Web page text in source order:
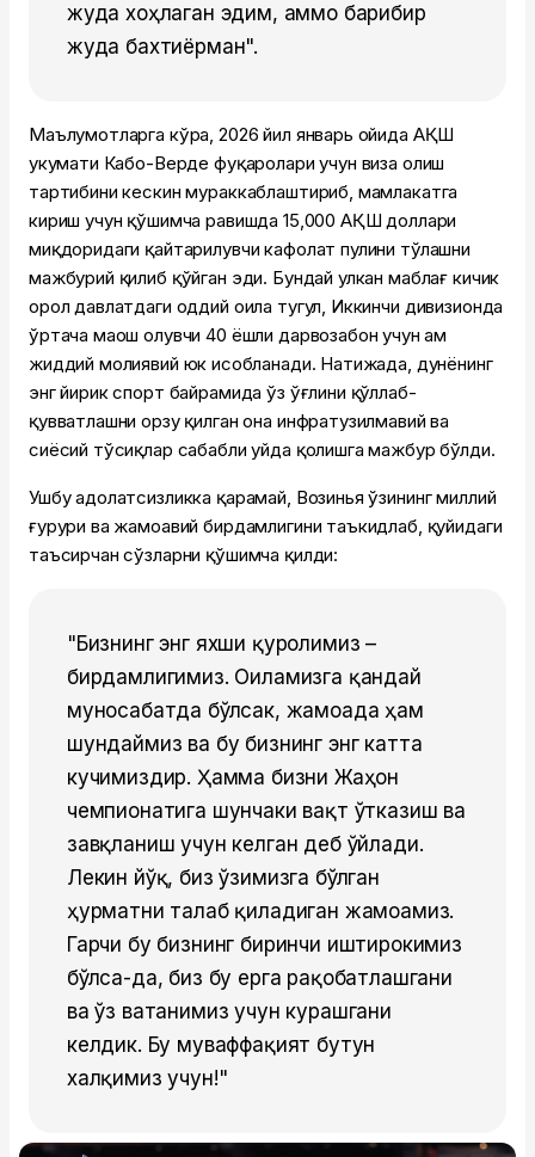
жуда хоҳлаган эдим, аммо барибир
жуда бахтиёрман".
Маълумотларга кўра, 2026 йил январь ойида АҚШ
ҳукумати Кабо-Верде фуқаролари учун виза олиш
тартибини кескин мураккаблаштириб, мамлакатга
кириш учун қўшимча равишда 15,000 АҚШ доллари
миқдоридаги қайтарилувчи кафолат пулини тўлашни
мажбурий қилиб қўйган эди. Бундай улкан маблағ кичик
орол давлатдаги оддий оила тугул, Иккинчи дивизионда
ўртача маош олувчи 40 ёшли дарвозабон учун ҳам
жиддий молиявий юк ҳисобланади. Натижада, дунёнинг
энг йирик спорт байрамида ўз ўғлини қўллаб-
қувватлашни орзу қилган она инфратузилмавий ва
сиёсий тўсиқлар сабабли уйда қолишга мажбур бўлди.
Ушбу адолатсизликка қарамай, Возинья ўзининг миллий
ғурури ва жамоавий бирдамлигини таъкидлаб, қуйидаги
таъсирчан сўзларни қўшимча қилди:
"Бизнинг энг яхши қуролимиз –
бирдамлигимиз. Оиламизга қандай
муносабатда бўлсак, жамоада ҳам
шундаймиз ва бу бизнинг энг катта
кучимиздир. Ҳамма бизни Жаҳон
чемпионатига шунчаки вақт ўтказиш ва
завқланиш учун келган деб ўйлади.
Лекин йўқ, биз ўзимизга бўлган
ҳурматни талаб қиладиган жамоамиз.
Гарчи бу бизнинг биринчи иштирокимиз
бўлса-да, биз бу ерга рақобатлашгани
ва ўз ватанимиз учун курашгани
келдик. Бу муваффақият бутун
халқимиз учун!"